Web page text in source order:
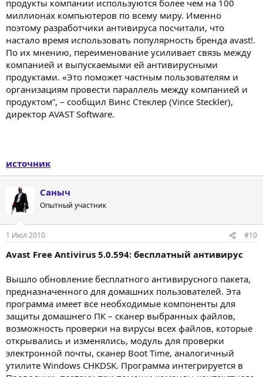
продукты компании используются более чем на 100
миллионах компьютеров по всему миру. Именно
поэтому разработчики антивируса посчитали, что
настало время использовать популярность бренда avast!.
По их мнению, переименование усиливает связь между
компанией и выпускаемыми ей антивирусными
продуктами. «Это поможет частным пользователям и
организациям провести параллель между компанией и
продуктом”, – сообщил Винс Стеклер (Vince Steckler),
директор AVAST Software.
источник
Саныч
Опытный участник
1 Июл 2010 #10
Avast Free Antivirus 5.0.594: бесплатный антивирус
Вышло обновление бесплатного антивирусного пакета,
предназначенного для домашних пользователей. Эта
программа имеет все необходимые компоненты для
защиты домашнего ПК – сканер выбранных файлов,
возможность проверки на вирусы всех файлов, которые
открывались и изменялись, модуль для проверки
электронной почты, сканер Boot Time, аналогичный
утилите Windows CHKDSK. Программа интегрируется в